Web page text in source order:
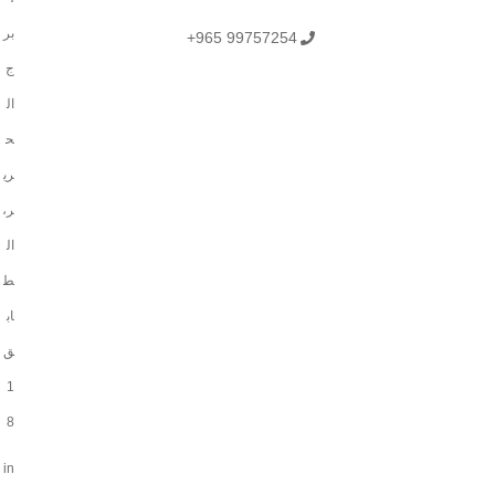
+965 99757254 بر
ج
ال
ح
ري
ر،
ال
ط
اب
ق
1
8
in